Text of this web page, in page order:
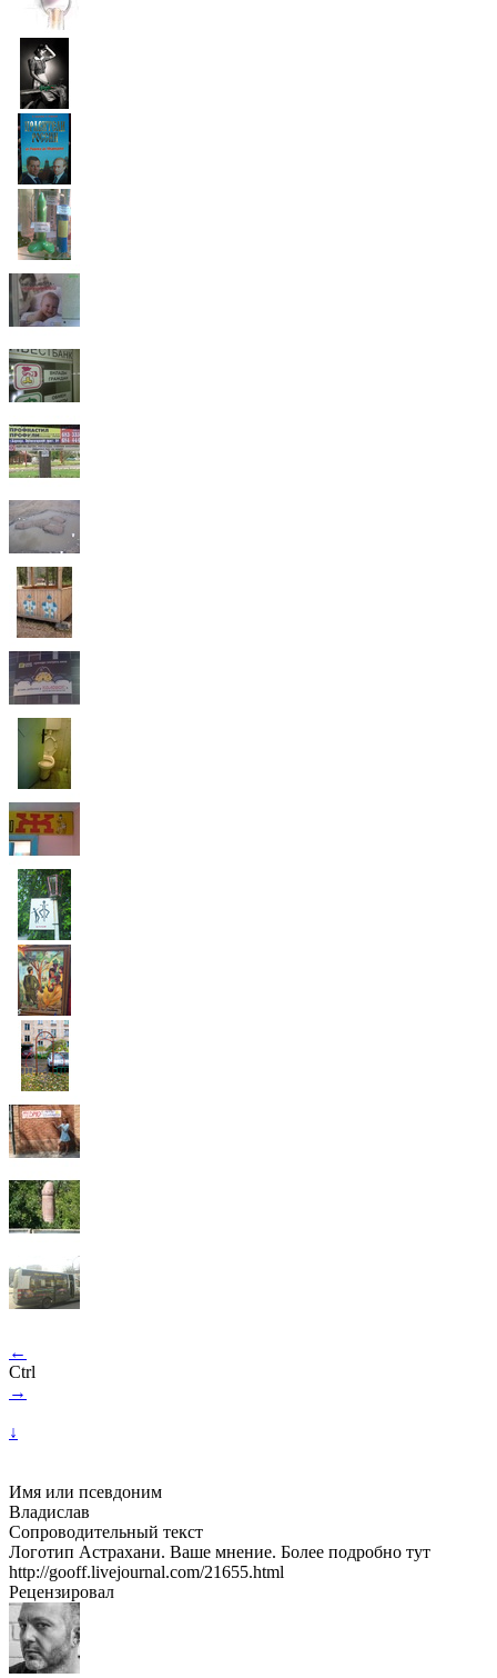
←
Ctrl
→
↓
Имя или псевдоним
Владислав
Сопроводительный текст
Логотип Астрахани. Ваше мнение. Более подробно тут
http://gooff.livejournal.com/21655.html
Рецензировал